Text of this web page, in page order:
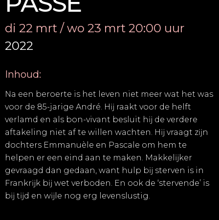
di 22 mrt / wo 23 mrt 20:00 uur
2022
Inhoud:
Na een beroerte is het leven niet meer wat het was
voor de 85-jarige André. Hĳ raakt voor de helft
verlamd en als bon-vivant besluit hĳ de verdere
aftakeling niet af te willen wachten. Hĳ vraagt zĳn
dochters Emmanuèle en Pascale om hem te
helpen er een eind aan te maken. Makkelĳker
gevraagd dan gedaan, want hulp bĳ sterven is in
Frankrĳk bĳ wet verboden. En ook de ‘stervende’ is
bĳ tĳd en wĳle nog erg levenslustig.